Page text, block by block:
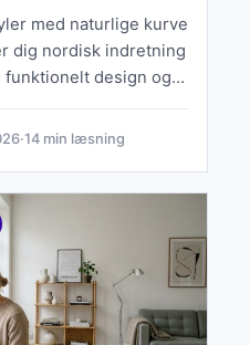
med naturlige kurve
dig nordisk indretning
design og
·14 min læsning